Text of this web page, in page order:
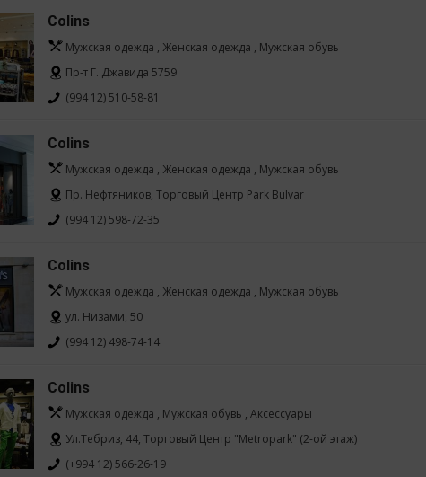
Colins
Мужская одежда , Женская одежда , Мужская обувь
Пр-т Г. Джавида 5759
(994 12) 510-58-81
Colins
Мужская одежда , Женская одежда , Мужская обувь
Пр. Нефтяников, Торговый Центр Park Bulvar
(994 12) 598-72-35
Colins
Мужская одежда , Женская одежда , Мужская обувь
ул. Низами, 50
(994 12) 498-74-14
Colins
Мужская одежда , Мужская обувь , Аксессуары
Ул.Тебриз, 44, Торговый Центр "Metropark" (2-ой этаж)
(+994 12) 566-26-19